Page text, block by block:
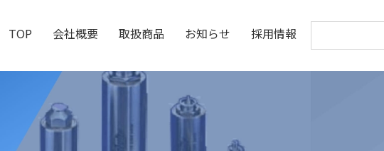
TOP 会社概要 取扱商品 お知らせ 採用情報
索: